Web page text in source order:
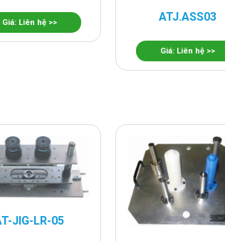
Giá: Liên hệ >> ATJ.ASS03
Giá: Liên hệ >>
JIG-LR-05